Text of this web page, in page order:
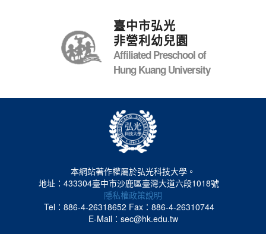
臺中市弘光
非營利幼兒園
Affiliated Preschool of
Hung Kuang University
本網站著作權屬於弘光科技大學。
地址：433304臺中市沙鹿區臺灣大道六段1018號
隱私權政策說明
Tel：886-4-26318652 Fax：886-4-26310744
E-Mail：sec@hk.edu.tw